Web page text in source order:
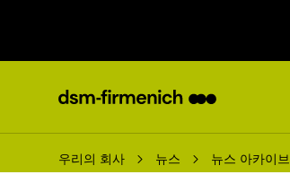
우리의 회사 뉴스 뉴스 아카이브